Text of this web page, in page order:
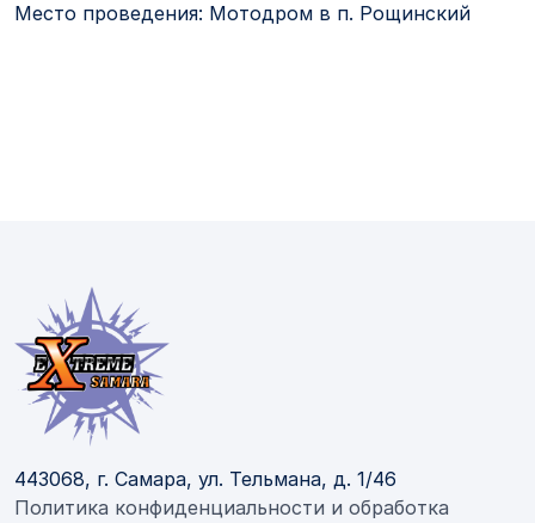
Место проведения: Мотодром в п. Рощинский
443068, г. Самара, ул. Тельмана, д. 1/46
Политика конфиденциальности и обработка